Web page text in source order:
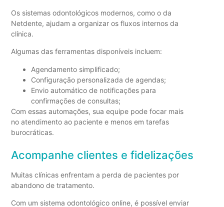
Os sistemas odontológicos modernos, como o da
Netdente, ajudam a organizar os fluxos internos da
clínica.
Algumas das ferramentas disponíveis incluem:
Agendamento simplificado;
Configuração personalizada de agendas;
Envio automático de notificações para
confirmações de consultas;
Com essas automações, sua equipe pode focar mais
no atendimento ao paciente e menos em tarefas
burocráticas.
Acompanhe clientes e fidelizações
Muitas clínicas enfrentam a perda de pacientes por
abandono de tratamento.
Com um sistema odontológico online, é possível enviar